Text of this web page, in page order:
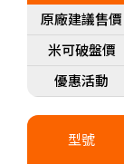
原廠建議售價
米可破盤價
優惠活動
型號